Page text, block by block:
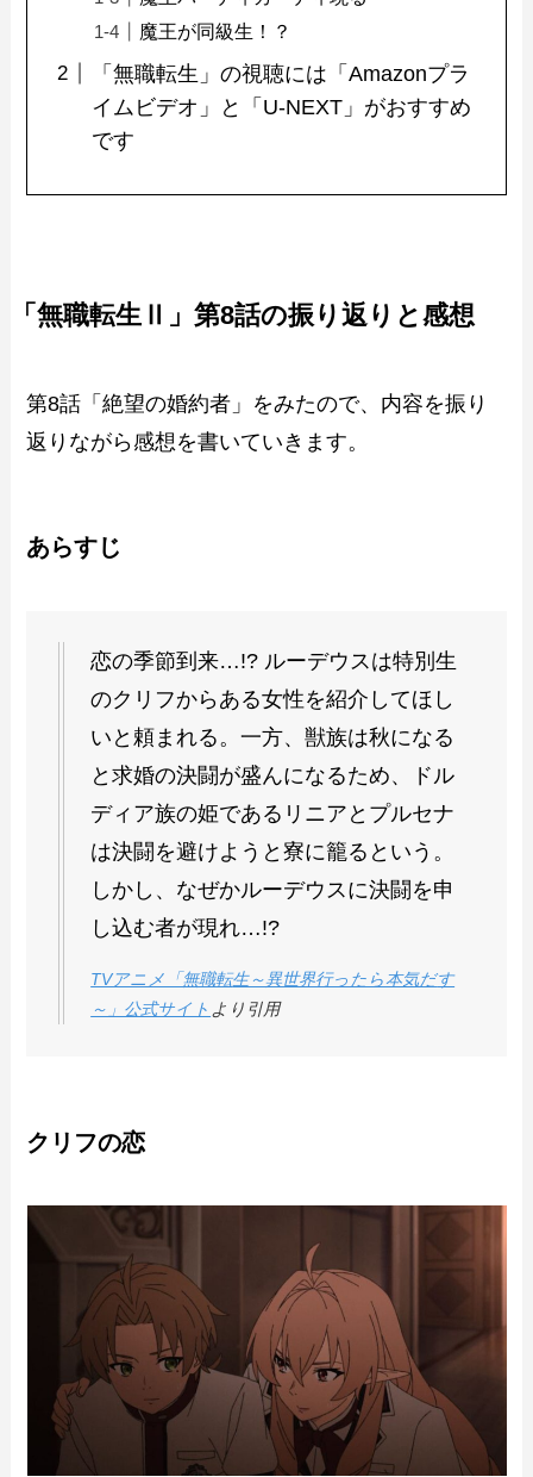
魔王が同級生！？
「無職転生」の視聴には「Amazonプラ
イムビデオ」と「U-NEXT」がおすすめ
です
「無職転生Ⅱ」第8話の振り返りと感想
第8話「絶望の婚約者」をみたので、内容を振り
返りながら感想を書いていきます。
あらすじ
恋の季節到来…!? ルーデウスは特別生
のクリフからある女性を紹介してほし
いと頼まれる。一方、獣族は秋になる
と求婚の決闘が盛んになるため、ドル
ディア族の姫であるリニアとプルセナ
は決闘を避けようと寮に籠るという。
しかし、なぜかルーデウスに決闘を申
し込む者が現れ…!?
TVアニメ「無職転生～異世界行ったら本気だす
～」公式サイト より引用
クリフの恋